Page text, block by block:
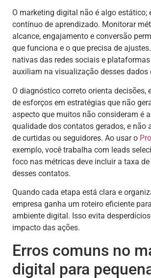
O marketing digital não é algo estático;
contínuo de aprendizado. Monitorar
alcance, engajamento e conversão
que funciona e o que precisa de
nativas das redes sociais e
auxiliam na visualização desses dados
O diagnóstico correto orienta decisões,
de esforços em estratégias que não
aspecto que muitos não consideram é
qualidade dos contatos gerados, e não
de curtidas ou seguidores. Ao usar o
exemplo, você trabalha com leads
foco nas métricas deve incluir a taxa
desses contatos.
Quando cada etapa está clara e
empresa ganha um roteiro eficiente
ambiente digital. Isso evita
impacto das ações.
Erros comuns no
digital para